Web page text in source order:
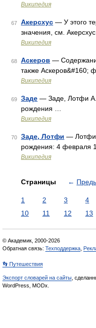
Википедия
67 Акерсхус — У этого
значения, см.
Википедия
68 Аскеров —
также Аскеров&#160;
Википедия
69 Заде — Заде, Лотфи
рождения …
Википедия
70 Заде, Лотфи — Лотфи
рождения: 4 февраля
Википедия
Страницы ←
1 2 3 4
10
11 12 13
© Академик, 2000-2026
Обратная связь: Техподдержка
👣 Путешествия
Экспорт словарей на сайты ,
WordPress, MODx.